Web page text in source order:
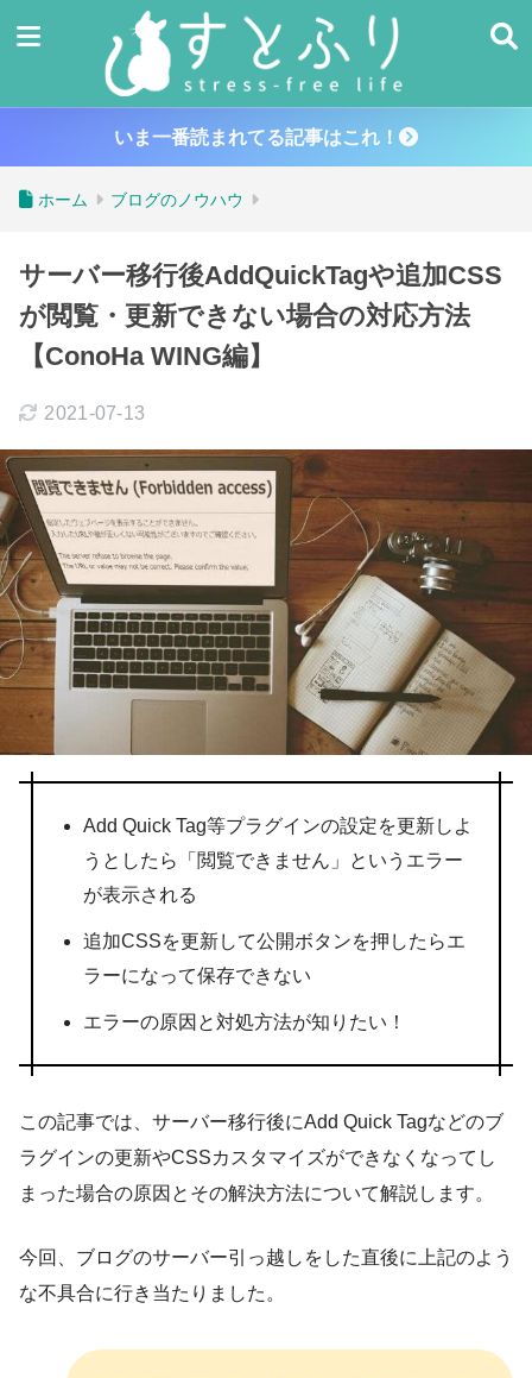
いま一番読まれてる記事はこれ！
ホーム ブログのノウハウ
サーバー移行後AddQuickTagや追加CSS
が閲覧・更新できない場合の対応方法
【ConoHa WING編】
2021-07-13
Add Quick Tag等プラグインの設定を更新しよ
うとしたら「閲覧できません」というエラー
が表示される
追加CSSを更新して公開ボタンを押したらエ
ラーになって保存できない
エラーの原因と対処方法が知りたい！
この記事では、サーバー移行後にAdd Quick Tagなどのブ
ラグインの更新やCSSカスタマイズができなくなってし
まった場合の原因とその解決方法について解説します。
今回、ブログのサーバー引っ越しをした直後に上記のよう
な不具合に行き当たりました。